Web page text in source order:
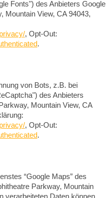
Fonts") des Anbieters Google
Mountain View, CA 94043,
, Opt-Out:
.
von Bots, z.B. bei
des Anbieters
Mountain View, CA
, Opt-Out:
.
“Google Maps” des
Parkway, Mountain
verarbeiteten Daten können